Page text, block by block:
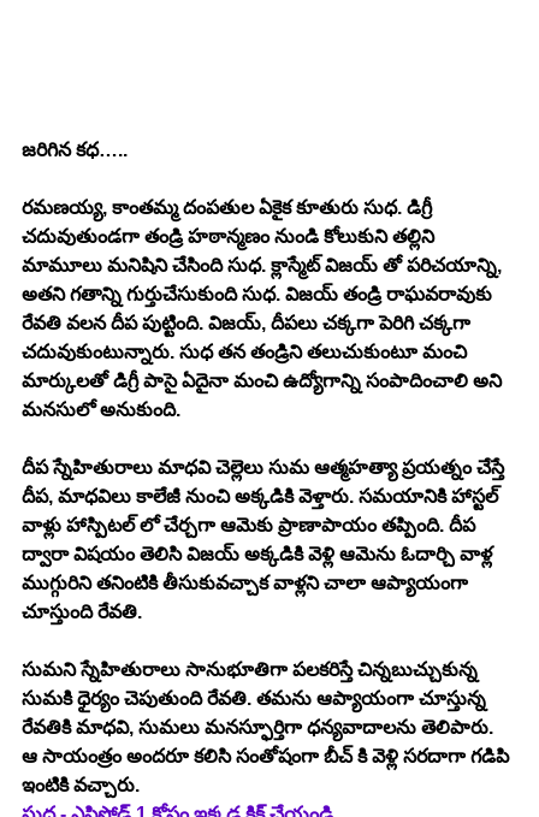
జరిగిన కధ…..
రమణయ్య, కాంతమ్మ దంపతుల ఏకైక కూతురు సుధ. డిగ్రీ
చదువుతుండగా తండ్రి హఠాన్మణం నుండి కోలుకుని తల్లిని
మామూలు మనిషిని చేసింది సుధ. క్లాస్మేట్ విజయ్ తో పరిచయాన్ని,
అతని గతాన్ని గుర్తుచేసుకుంది సుధ. విజయ్ తండ్రి రాఘవరావుకు
రేవతి వలన దీప పుట్టింది. విజయ్, దీపలు చక్కగా పెరిగి చక్కగా
చదువుకుంటున్నారు. సుధ తన తండ్రిని తలుచుకుంటూ మంచి
మార్కులతో డిగ్రీ పాసై ఏదైనా మంచి ఉద్యోగాన్ని సంపాదించాలి అని
మనసులో అనుకుంది.
దీప స్నేహితురాలు మాధవి చెల్లెలు సుమ ఆత్మహత్యా ప్రయత్నం చేస్తే
దీప, మాధవిలు కాలేజీ నుంచి అక్కడికి వెళ్తారు. సమయానికి హాస్టల్
వాళ్లు హాస్పిటల్ లో చేర్చగా ఆమెకు ప్రాణాపాయం తప్పింది. దీప
ద్వారా విషయం తెలిసి విజయ్ అక్కడికి వెళ్లి ఆమెను ఓదార్చి వాళ్ల
ముగ్గురిని తనింటికి తీసుకువచ్చాక వాళ్లని చాలా ఆప్యాయంగా
చూస్తుంది రేవతి.
సుమని స్నేహితురాలు సానుభూతిగా పలకరిస్తే చిన్నబుచ్చుకున్న
సుమకి ధైర్యం చెపుతుంది రేవతి. తమను ఆప్యాయంగా చూస్తున్న
రేవతికి మాధవి, సుమలు మనస్ఫూర్తిగా ధన్యవాదాలను తెలిపారు.
ఆ సాయంత్రం అందరూ కలిసి సంతోషంగా బీచ్ కి వెళ్లి సరదాగా గడిపి
ఇంటికి వచ్చారు.